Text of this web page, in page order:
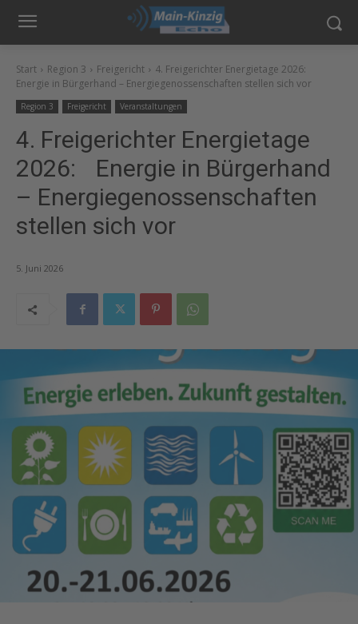
Start Region 3 Freigericht
4. Freigerichter Energietage 2026:
Energie in Bürgerhand – Energiegenossenschaften stellen sich vor
Region 3 Freigericht Veranstaltungen
4. Freigerichter Energietage
2026: Energie in Bürgerhand
– Energiegenossenschaften
stellen sich vor
5. Juni 2026